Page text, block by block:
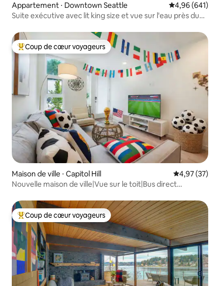
Appartement ⋅ Downtown Seattle Évaluation
4,96 (641)
Suite exécutive avec lit king size et vue sur l'eau près du
Coups de cœur voyageurs les plus appréciés
Coup de cœur voyageurs
Maison de ville ⋅ Capitol Hill Évaluation
4,97 (37)
Nouvelle maison de ville|Vue sur le toit|Bus direct
Coups de cœur voyageurs les plus appréciés
Coup de cœur voyageurs